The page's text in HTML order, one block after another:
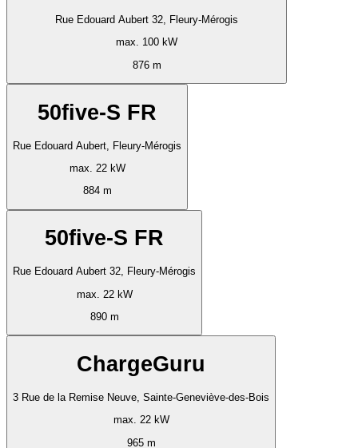
Rue Edouard Aubert 32, Fleury-Mérogis
max. 100 kW
876 m
50five-S FR
Rue Edouard Aubert, Fleury-Mérogis
max. 22 kW
884 m
50five-S FR
Rue Edouard Aubert 32, Fleury-Mérogis
max. 22 kW
890 m
ChargeGuru
3 Rue de la Remise Neuve, Sainte-Geneviève-des-Bois
max. 22 kW
965 m